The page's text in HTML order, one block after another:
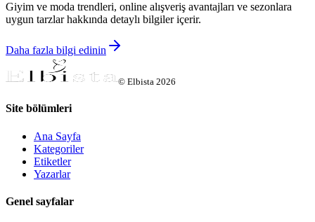
Giyim ve moda trendleri, online alışveriş avantajları ve sezonlara
uygun tarzlar hakkında detaylı bilgiler içerir.
Daha fazla bilgi edinin
© Elbista 2026
Site bölümleri
Ana Sayfa
Kategoriler
Etiketler
Yazarlar
Genel sayfalar